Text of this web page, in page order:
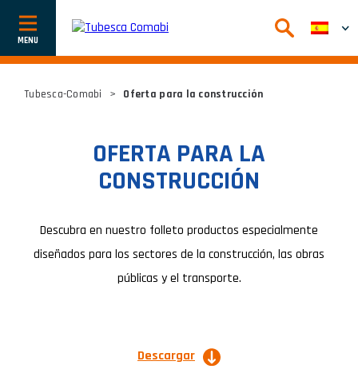
Afficher
ou
Tubesca-Comabi > Oferta para la construcción
OFERTA PARA LA
CONSTRUCCIÓN
Descubra en nuestro folleto productos especialmente
diseñados para los sectores de la construcción, las obras
públicas y el transporte.
Descargar